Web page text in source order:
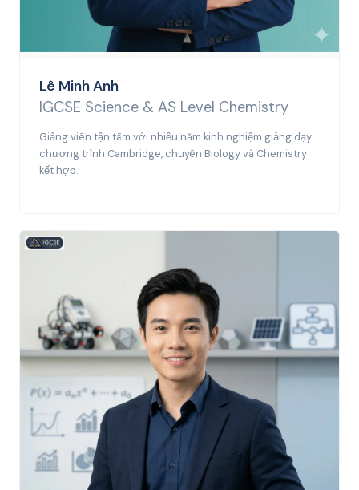
Lê Minh Anh
IGCSE Science & AS Level Chemistry
Giảng viên tận tâm với nhiều năm kinh nghiệm giảng dạy
chương trình Cambridge, chuyên Biology và Chemistry
kết hợp.